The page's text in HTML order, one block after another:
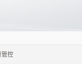
管控